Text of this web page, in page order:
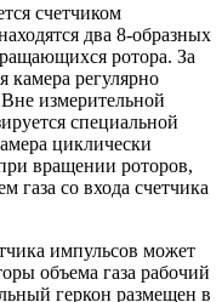
счетчиком
два 8-образных
ротора. За
камера регулярно
Вне измерительной
специальной
циклически
вращении роторов,
газа со входа счетчика
импульсов может
объема газа рабочий
геркон размещен в